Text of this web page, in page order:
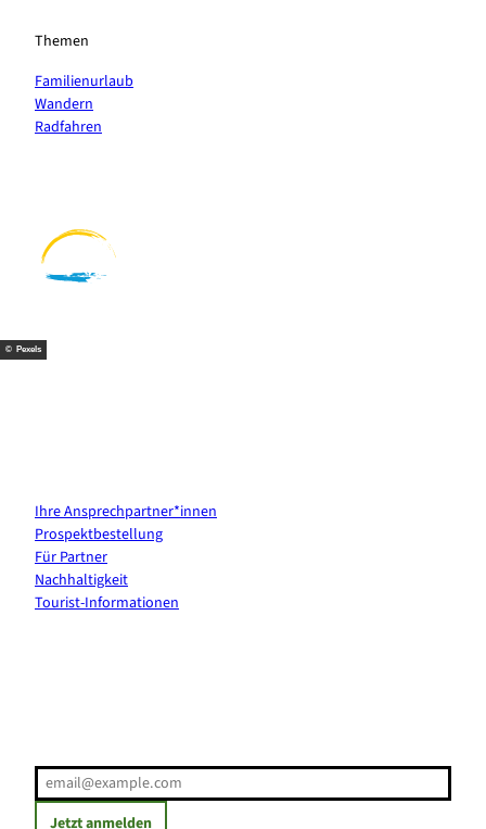
Themen
Familienurlaub
Wandern
Radfahren
b
n
t
r
e
t
u
b
© Pexels
Ihre Ansprechpartner*innen
Prospektbestellung
Für Partner
Nachhaltigkeit
Tourist-Informationen
Jetzt anmelden